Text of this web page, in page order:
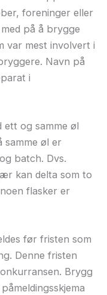
foreninger eller
på å brygge
var mest involvert i
Navn på
i
ett og samme øl
samme øl er
batch. Dvs.
kan delta som to
flasker er
før fristen som
Denne fristen
Brygg